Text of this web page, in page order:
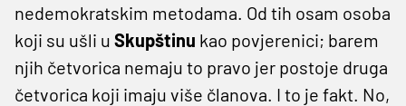
nedemokratskim metodama. Od tih osam osoba
koji su ušli u Skupštinu kao povjerenici; barem
njih četvorica nemaju to pravo jer postoje druga
četvorica koji imaju više članova. I to je fakt. No,